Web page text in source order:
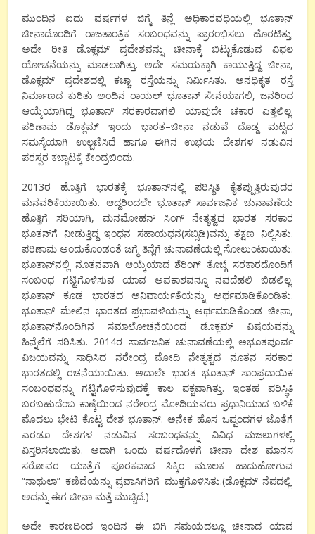
ಮುಂದಿನ ಐದು ವರ್ಷಗಳ ಜಿಗ್ಮೆ ತಿನ್ಲೆ ಅಧಿಕಾರವಧಿಯಲ್ಲಿ
ಭೂತಾನ್
ಚೀನಾದೊಂದಿಗೆ
ರಾಜತಾಂತ್ರಿಕ ಸಂಬಂಧವನ್ನು ಪ್ರಾರಂಭಿಸಲು ಹೊರಟಿತ್ತು.
ಅದೇ
ರೀತಿ ಡೊಕ್ಲಮ್ ಪ್ರದೇಶವನ್ನು ಚೀನಾಕ್ಕೆ ಬಿಟ್ಟುಕೊಡುವ
ವಿಫಲ
ಯೋಚನೆಯನ್ನು ಮಾಡಲಾಗಿತ್ತು.ಅದೇ ಸಮಯಕ್ಕಾಗಿ ಕಾಯುತ್ತಿದ್ದ ಚೀನಾ,
ಡೊಕ್ಲಮ್
ಪ್ರದೇಶದಲ್ಲಿ ಕಚ್ಚಾ ರಸ್ತೆಯನ್ನು ನಿರ್ಮಿಸಿತು.ಅನಧಿಕೃತ
ರಸ್ತೆ
ನಿರ್ಮಾಣದ ಕುರಿತು ಅಂದಿನ ರಾಯಲ್ ಭೂತಾನ್ ಸೇನೆಯಾಗಲಿ, ಜನರಿಂದ
ಆಯ್ಕೆಯಾಗಿದ್ದ
ಭೂತಾನ್ ಸರಕಾರವಾಗಲಿ ಯಾವುದೇ ಚಕಾರ ಎತ್ತಲಿಲ್ಲ.
ಪರಿಣಾಮ
ಡೊಕ್ಲಮ್ ಇಂದು ಭಾರತ–ಚೀನಾ ನಡುವೆ ದೊಡ್ಡ
ಮಟ್ಟದ
ಸಮಸ್ಯೆಯಾಗಿ
ಉಲ್ಬಣಿಸಿದೆ ಹಾಗೂ ಈಗಿನ ಉಭಯ ದೇಶಗಳ ನಡುವಿನ
ಪರಸ್ಪರ ಕಚ್ಚಾಟಕ್ಕೆ ಕೇಂದ್ರಬಿಂದು.
2013ರ ಹೊತ್ತಿಗೆ ಭಾರತಕ್ಕೆ ಭೂತಾನ್ನಲ್ಲಿ ಪರಿಸ್ಥಿತಿ
ಕೈತಪ್ಪುತ್ತಿರುವುದರ
ಮನವರಿಕೆಯಾಯಿತು. ಆದ್ದರಿಂದಲೇ ಭೂತಾನ್ ಸಾರ್ವಜನಿಕ ಚುನಾವಣೆಯ
ಹೊತ್ತಿಗೆ
ಸರಿಯಾಗಿ, ಮನಮೋಹನ್ ಸಿಂಗ್ ನೇತೃತ್ವದ ಭಾರತ
ಸರಕಾರ
ಭೂತನ್ಗೆ ನೀಡುತ್ತಿದ್ದ ಇಂಧನ ಸಹಾಯಧನ(ಸಬ್ಸಿಡಿ)ವನ್ನು ತಕ್ಷಣ ನಿಲ್ಲಿಸಿತು.
ಪರಿಣಾಮ ಅಂದುಕೊಂಡಂತೆ ಜಗ್ಮೆ ತಿನ್ಲೆಗೆ ಚುನಾವಣೆಯಲ್ಲಿ ಸೋಲುಂಟಾಯಿತು.
ಭೂತಾನ್ನಲ್ಲಿ ನೂತನವಾಗಿ ಆಯ್ಕೆಯಾದ ಶೆರಿಂಗ್ ತೊಬ್ಗೆ ಸರಕಾರದೊಂದಿಗೆ
ಸಂಬಂಧ
ಗಟ್ಟಿಗೊಳಿಸುವ ಯಾವ ಅವಕಾಶವನ್ನೂ ನವದೆಹಲಿ ಬಿಡಲಿಲ್ಲ.
ಭೂತಾನ್
ಕೂಡ ಭಾರತದ ಅನಿವಾರ್ಯತೆಯನ್ನು ಅರ್ಥಮಾಡಿಕೊಂಡಿತು.
ಭೂತಾನ್ ಮೇಲಿನ ಭಾರತದ ಪ್ರಭಾವಳಿಯನ್ನು ಅರ್ಥಮಾಡಿಕೊಂಡ ಚೀನಾ,
ಭೂತಾನ್ನೊಂದಿಗಿನ ಸಮಾಲೋಚನೆಯಿಂದ ಡೊಕ್ಲಮ್
ವಿಷಯವನ್ನು
ಹಿನ್ನೆಲೆಗೆ ಸರಿಸಿತು. 2014ರ ಸಾರ್ವಜನಿಕ ಚುನಾವಣೆಯಲ್ಲಿ ಅಭೂತಪೂರ್ವ
ವಿಜಯವನ್ನು
ಸಾಧಿಸಿದ ನರೇಂದ್ರ ಮೋದಿ ನೇತೃತ್ವದ ನೂತನ
ಸರಕಾರ
ಭಾರತದಲ್ಲಿ ರಚನೆಯಾಯಿತು.ಅದಾಲೇ ಭಾರತ–ಭೂತಾನ್ ಸಾಂಪ್ರದಾಯಿಕ
ಸಂಬಂಧವನ್ನು
ಗಟ್ಟಿಗೊಳಿಸುವುದಕ್ಕೆ ಕಾಲ ಪಕ್ವವಾಗಿತ್ತು. ಇಂತಹ
ಪರಿಸ್ಥಿತಿ
ಬರಬಹುದೆಂಬ ಕಾಣ್ಕೆಯಿಂದ ನರೇಂದ್ರ ಮೋದಿಯವರು ಪ್ರಧಾನಿಯಾದ ಬಳಿಕೆ
ಮೊದಲು ಭೇಟಿ ಕೊಟ್ಟ ದೇಶ ಭೂತಾನ್.ಅನೇಕ ಹೊಸ ಒಪ್ಪಂದಗಳ ಜೊತೆಗೆ
ಎರಡೂ
ದೇಶಗಳ ನಡುವಿನ ಸಂಬಂಧವನ್ನು ವಿವಿಧ
ಮಜಲುಗಳಲ್ಲಿ
ವಿಸ್ತರಿಸಲಾಯಿತು.ಅದಾಗಿ ಒಂದು ವರ್ಷದೊಳಗೆ ಚೀನಾ ದೇಶ
ಮಾನಸ
ಸರೋವರ
ಯಾತ್ರೆಗೆ ಪೂರಕವಾದ ಸಿಕ್ಕಿಂ ಮೂಲಕ
ಹಾದುಹೋಗುವ
“ನಾಥುಲಾ” ಕಣಿವೆಯನ್ನು ಪ್ರವಾಸಿಗರಿಗೆ ಮುಕ್ತಗೊಳಿಸಿತು.(ಡೊಕ್ಲಮ್ ನೆಪದಲ್ಲಿ
ಅದನ್ನು ಈಗ ಚೀನಾ ಮತ್ತೆ ಮುಚ್ಚಿದೆ.)
ಅದೇ ಕಾರಣದಿಂದ ಇಂದಿನ ಈ ಬಿಗಿ ಸಮಯದಲ್ಲೂ ಚೀನಾದ ಯಾವ